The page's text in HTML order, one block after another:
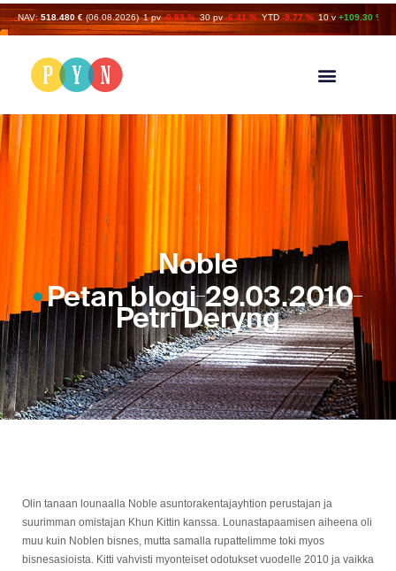
NAV: 518.480 € (06.08.2026) 1 pv -0.93 % 30 pv -6.41 % YTD -9.77 % 10 v +109.30 %
Noble
Petan blogi 29.03.2010
Petri Deryng
Olin tanaan lounaalla Noble asuntorakentajayhtion perustajan ja
suurimman omistajan Khun Kittin kanssa. Lounastapaamisen aiheena oli
muu kuin Noblen bisnes, mutta samalla rupattelimme toki myos
bisnesasioista. Kitti vahvisti myonteiset odotukset vuodelle 2010 ja vaikka